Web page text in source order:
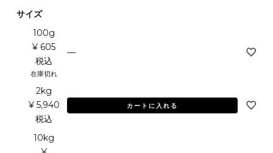
サイズ
100g
¥ 605
税込
在庫切れ
—
2kg
¥ 5,940
税込
カートに入れる
10kg